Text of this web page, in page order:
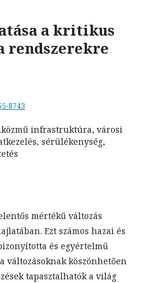
a kritikus
8743
infrastruktúra, városi
sérülékenység,
mértékű változás
Ezt számos hazai és
és egyértelmű
változásoknak köszönhetően
tapasztalhatók a világ